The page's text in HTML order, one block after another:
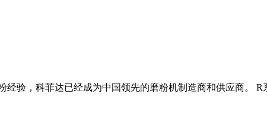
经验，科菲达已经成为中国领先的磨粉机制造商和供应商。